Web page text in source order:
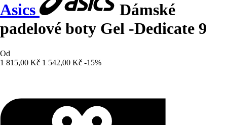
Asics
Dámské
padelové boty Gel -Dedicate 9
Od
1 815,00 Kč 1 542,00 Kč -15%